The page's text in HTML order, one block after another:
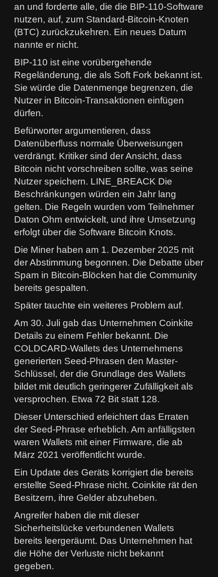
an und forderte alle, die die BIP-110-Software
nutzen, auf, zum Standard-Bitcoin-Knoten
(BTC) zurückzukehren. Ein neues Datum
nannte er nicht.
BIP-110 ist eine vorübergehende
Regeländerung, die als Soft Fork bekannt ist.
Sie würde die Datenmenge begrenzen, die
Nutzer in Bitcoin-Transaktionen einfügen
dürfen.
Befürworter argumentieren, dass
Datenüberfluss normale Überweisungen
verdrängt. Kritiker sind der Ansicht, dass
Bitcoin nicht vorschreiben sollte, was seine
Nutzer speichern. LINE_BREACK Die
Beschränkungen würden ein Jahr lang
gelten. Die Regeln wurden vom Teilnehmer
Daton Ohm entwickelt, und ihre Umsetzung
erfolgt über die Software Bitcoin Knots.
Die Miner haben am 1. Dezember 2025 mit
der Abstimmung begonnen. Die Debatte über
Spam in Bitcoin-Blöcken hat die Community
bereits gespalten.
Später tauchte ein weiteres Problem auf.
Am 30. Juli gab das Unternehmen Coinkite
Details zu einem Fehler bekannt. Die
COLDCARD-Wallets des Unternehmens
generierten Seed-Phrasen den Master-
Schlüssel, der die Grundlage des Wallets
bildet mit deutlich geringerer Zufälligkeit als
versprochen. Etwa 72 Bit statt 128.
Dieser Unterschied erleichtert das Erraten
der Seed-Phrase erheblich. Am anfälligsten
waren Wallets mit einer Firmware, die ab
März 2021 veröffentlicht wurde.
Ein Update des Geräts korrigiert die bereits
erstellte Seed-Phrase nicht. Coinkite rät den
Besitzern, ihre Gelder abzuheben.
Angreifer haben die mit dieser
Sicherheitslücke verbundenen Wallets
bereits leergeräumt. Das Unternehmen hat
die Höhe der Verluste nicht bekannt
gegeben.